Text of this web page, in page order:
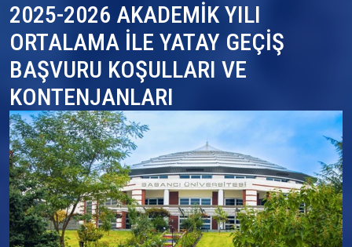
2025-2026 AKADEMİK YILI
ORTALAMA İLE YATAY GEÇİŞ
BAŞVURU KOŞULLARI VE
KONTENJANLARI